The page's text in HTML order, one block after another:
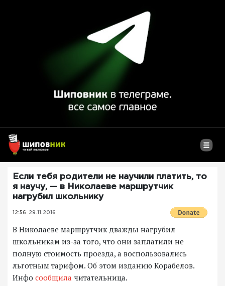
Если тебя родители не научили платить, то
я научу, — в Николаеве маршрутчик
нагрубил школьнику
12:56 29.11.2016
В Николаеве маршрутчик дважды нагрубил
школьникам из-за того, что они заплатили не
полную стоимость проезда, а воспользовались
льготным тарифом. Об этом изданию Корабелов.
Инфо сообщила читательница.